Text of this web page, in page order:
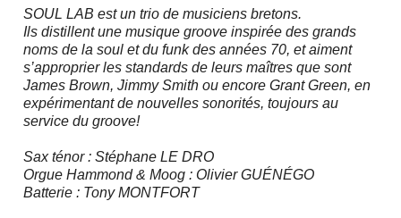
SOUL LAB est un trio de musiciens bretons.
Ils distillent une musique groove inspirée des grands
noms de la soul et du funk des années 70, et aiment
s’approprier les standards de leurs maîtres que sont
James Brown, Jimmy Smith ou encore Grant Green, en
expérimentant de nouvelles sonorités, toujours au
service du groove!
Sax ténor : Stéphane LE DRO
Orgue Hammond & Moog : Olivier GUÉNÉGO
Batterie : Tony MONTFORT